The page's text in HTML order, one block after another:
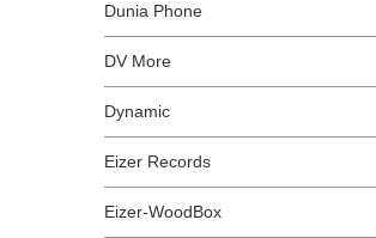
Dunia Phone
DV More
Dynamic
Eizer Records
Eizer-WoodBox